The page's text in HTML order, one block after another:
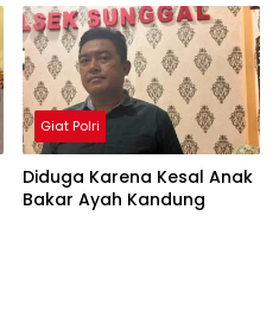
Penguatan
Profesionalisme dan
Akuntabilitas Personel
Giat Polri
Diduga Karena Kesal Anak
Bakar Ayah Kandung